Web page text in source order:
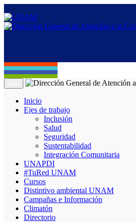
Inicio
Ejes de trabajo
Inclusión
Salud
Seguridad
Sustentabilidad
Integración Comunitaria
UNAPDI
#TuRed UNAM
Cursos
Distintivo ambiental UNAM
Campañas e Información
Climatón
Directorio